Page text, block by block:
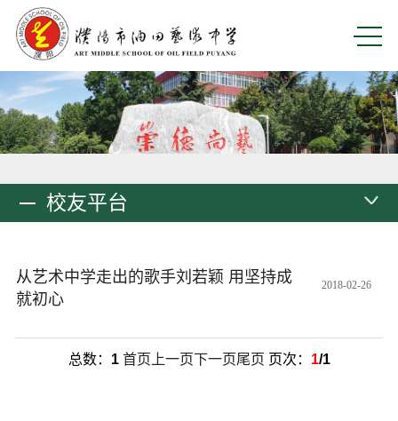
校友平台
从艺术中学走出的歌手刘若颖 用坚持成
就初心
2018-02-26
总数： 1 首页 上一页下一页尾页 页次： 1/1